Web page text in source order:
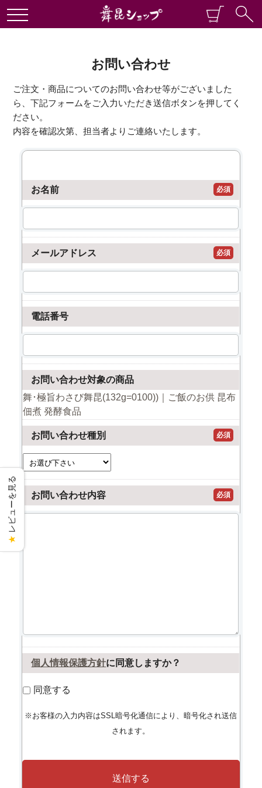
お問い合わせ
ご注文・商品についてのお問い合わせ等がございました
ら、下記フォームをご入力いただき送信ボタンを押してく
ださい。
内容を確認次第、担当者よりご連絡いたします。
お名前 必須
メールアドレス 必須
電話番号
お問い合わせ対象の商品
舞･極旨わさび舞昆(132g=0100))｜ご飯のお供 昆布
佃煮 発酵食品
お問い合わせ種別 必須
お問い合わせ内容 必須
個人情報保護方針に同意しますか？
同意する
※お客様の入力内容はSSL暗号化通信により、暗号化され送信
されます。
★
レビューを見る